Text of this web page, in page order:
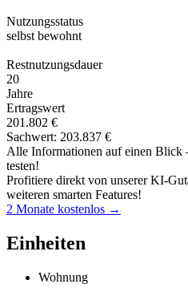
Nutzungsstatus
selbst bewohnt
Restnutzungsdauer
20
Jahre
Ertragswert
201.802 €
Sachwert: 203.837 €
Alle Informationen auf einen Blick
testen!
Profitiere direkt von unserer KI-
weiteren smarten Features!
2 Monate kostenlos →
Einheiten
Wohnung